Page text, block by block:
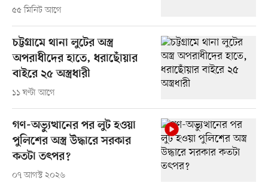
৫৫ মিনিট আগে
চট্টগ্রামে থানা লুটের অস্ত্র
অপরাধীদের হাতে, ধরাছোঁয়ার
বাইরে ২৫ অস্ত্রধারী
১১ ঘণ্টা আগে
গণ-অভ্যুত্থানের পর লুট হওয়া
পুলিশের অস্ত্র উদ্ধারে সরকার
কতটা তৎপর?
০৭ আগস্ট ২০২৬